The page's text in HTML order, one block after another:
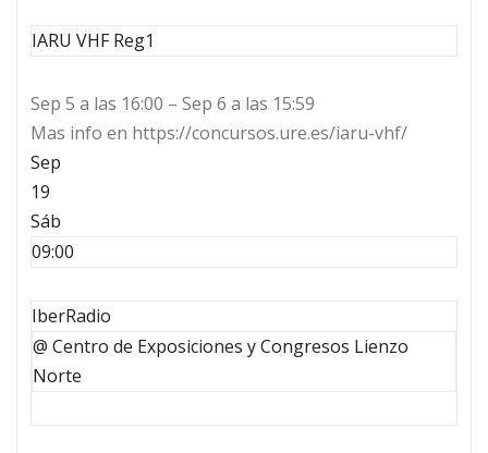
IARU VHF Reg1
Sep 5 a las 16:00 – Sep 6 a las 15:59
Mas info en https://concursos.ure.es/iaru-vhf/
Sep
19
Sáb
09:00
IberRadio
@ Centro de Exposiciones y Congresos Lienzo
Norte